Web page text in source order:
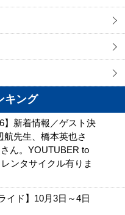
キング
】新着情報／ゲスト決
航先生、橋本英也さ
ん。YOUTUBER to
ンタサイクル有りま
イド】10月3日～4日